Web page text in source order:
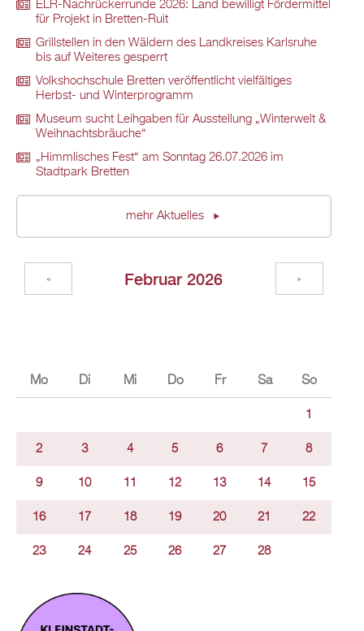
ELR-Nachrückerrunde 2026: Land bewilligt Fördermittel
für Projekt in Bretten-Ruit
Grillstellen in den Wäldern des Landkreises Karlsruhe
bis auf Weiteres gesperrt
Volkshochschule Bretten veröffentlicht vielfältiges
Herbst- und Winterprogramm
Museum sucht Leihgaben für Ausstellung „Winterwelt &
Weihnachtsbräuche“
„Himmlisches Fest“ am Sonntag 26.07.2026 im
Stadtpark Bretten
mehr Aktuelles
Februar 2026
« »
Mo Di Mi Do Fr Sa So
1
2 3 4 5 6 7 8
9 10 11 12 13 14 15
16 17 18 19 20 21 22
23 24 25 26 27 28